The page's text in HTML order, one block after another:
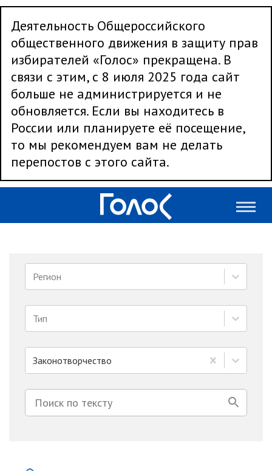
Деятельность Общероссийского
общественного движения в защиту прав
избирателей «Голос» прекращена. В
связи с этим, с 8 июля 2025 года сайт
больше не администрируется и не
обновляется. Если вы находитесь в
России или планируете её посещение,
то мы рекомендуем вам не делать
перепостов с этого сайта.
Регион
Тип
Законотворчество